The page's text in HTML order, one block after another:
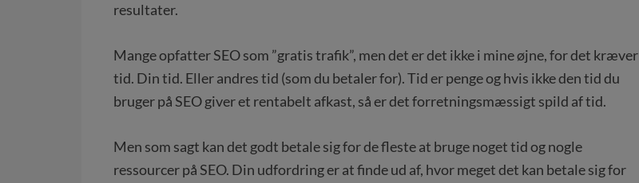
resultater.
Mange opfatter SEO som ”gratis trafik”, men det er det ikke i mine øjne, for det kræver
tid. Din tid. Eller andres tid (som du betaler for). Tid er penge og hvis ikke den tid du
bruger på SEO giver et rentabelt afkast, så er det forretningsmæssigt spild af tid.
Men som sagt kan det godt betale sig for de fleste at bruge noget tid og nogle
ressourcer på SEO. Din udfordring er at finde ud af, hvor meget det kan betale sig for